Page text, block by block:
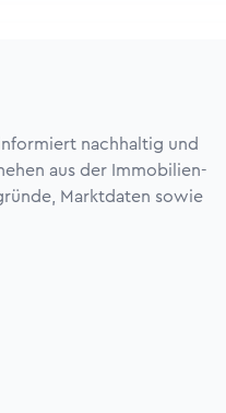
nachhaltig und
aus der Immobilien-
Marktdaten sowie